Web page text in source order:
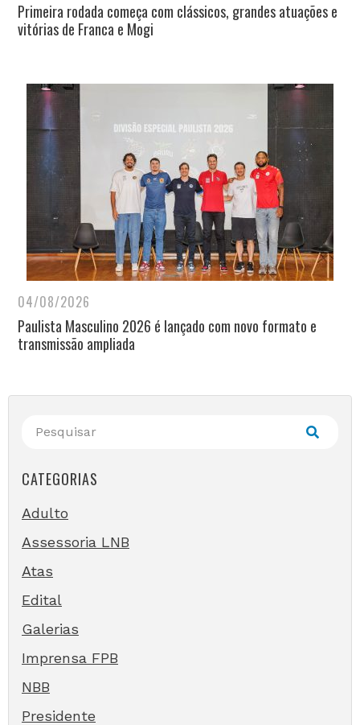
Primeira rodada começa com clássicos, grandes atuações e
vitórias de Franca e Mogi
04/08/2026
Paulista Masculino 2026 é lançado com novo formato e
transmissão ampliada
CATEGORIAS
Adulto
Assessoria LNB
Atas
Edital
Galerias
Imprensa FPB
NBB
Presidente